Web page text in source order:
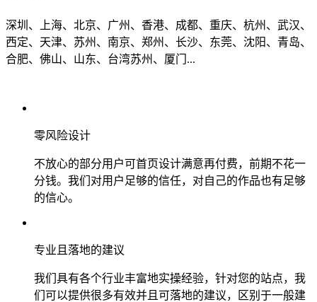
深圳、上海、北京、广州、香港、成都、重庆、杭州、武汉、
西定、天津、苏州、南京、郑州、长沙、东莞、沈阳、青岛、
合肥、佛山、山东、台湾苏州、厦门...
零风险设计
不放心的部分用户可首页设计满意再付费，前期不花一
分钱。我们对用户足够的信任，对自己的作品也有足够
的信心。
专业且落地的建议
我们具有各个行业丰富地实操经验，针对您的站点，我
们可以提供很多有效并且可落地的建议，区别于一般建